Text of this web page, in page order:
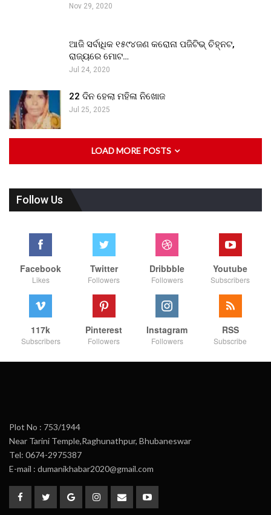
Nov 29, 2020
ଆଜି ସର୍ବାଧିକ ୧୫୯୪ଜଣ କରୋନା ପଜିଟିଭ୍ ଚିହ୍ନଟ,
ରାଜ୍ୟରେ ମୋଟ…
Jul 24, 2020
22 ଦିନ ହେଲା ମହିଳା ନିଖୋଜ
Jul 25, 2025
LOAD MORE POSTS
Follow Us
Facebook
Likes
Twitter
Followers
Dribbble
Followers
Youtube
Subscribers
117k
Subscribers
Pinterest
Followers
Instagram
Followers
RSS
Subscribe
Plot No : 753/1944
Near Tarini Temple,Raghunathpur, Bhubaneswar
Tel: 0674-2975387
E-mail : dumanikhabar2020@gmail.com